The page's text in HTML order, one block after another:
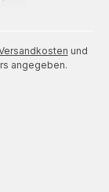
und
angegeben.